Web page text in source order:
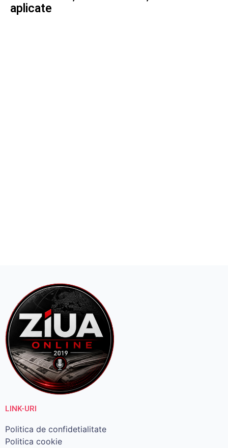
aplicate
LINK-URI
Politica de confidetialitate
Politica cookie